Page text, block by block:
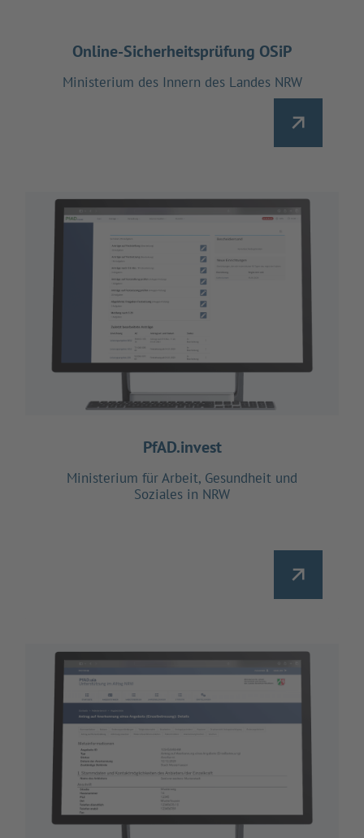
Online-Sicherheitsprüfung OSiP
Ministerium des Innern des Landes NRW
PfAD.invest
Ministerium für Arbeit, Gesundheit und
Soziales in NRW